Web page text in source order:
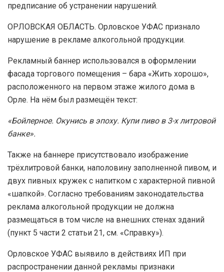
предписание об устранении нарушений.
ОРЛОВСКАЯ ОБЛАСТЬ. Орловское УФАС признало
нарушение в рекламе алкогольной продукции.
Рекламный баннер использовался в оформлении
фасада торгового помещения – бара «Жить хорошо»,
расположенного на первом этаже жилого дома в
Орле. На нём был размещён текст:
«Бойлерное. Окунись в эпоху. Купи пиво в 3-х литровой
банке».
Также на баннере присутствовало изображение
трёхлитровой банки, наполовину заполненной пивом, и
двух пивных кружек с напитком с характерной пивной
«шапкой». Согласно требованиям законодательства
реклама алкогольной продукции не должна
размещаться в том числе на внешних стенах зданий
(пункт 5 части 2 статьи 21, см. «Справку»).
Орловское УФАС выявило в действиях ИП при
распространении данной рекламы признаки